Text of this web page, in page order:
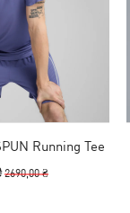
Running Tee
2690,00 ₴